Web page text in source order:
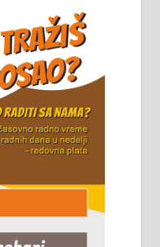
лично на
Максима
дана од
045
димњака.